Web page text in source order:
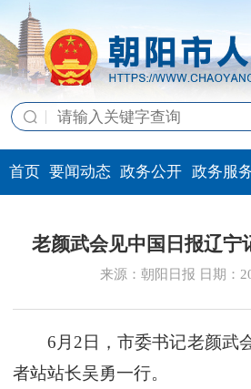
首页 要闻动态 政务公开 政务服
老颜武会见中国日报辽宁
来源：朝阳日报 日期：
6月2日，市委书记老颜武
者站站长吴勇一行。